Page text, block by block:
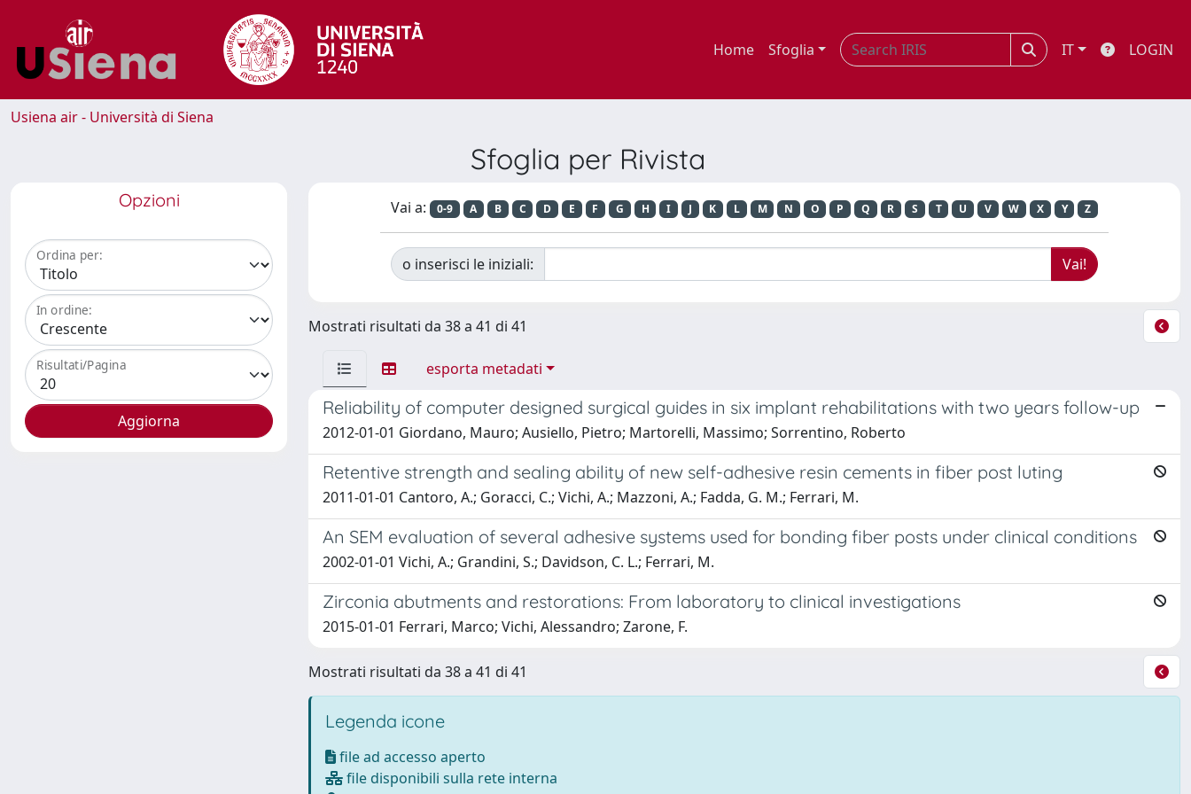
Home Sfoglia IT LOGIN
Usiena air - Università di Siena
Sfoglia per Rivista
Opzioni
Ordina per:
In ordine:
Risultati/Pagina
Vai a: 0-9 A B C D E F G H I J K L M N O P Q R S T U V W X Y Z
o inserisci le iniziali:
Mostrati risultati da 38 a 41 di 41
esporta metadati
Reliability of computer designed surgical guides in six implant rehabilitations with two years follow-up
2012-01-01 Giordano, Mauro; Ausiello, Pietro; Martorelli, Massimo; Sorrentino, Roberto
Retentive strength and sealing ability of new self-adhesive resin cements in fiber post luting
2011-01-01 Cantoro, A.; Goracci, C.; Vichi, A.; Mazzoni, A.; Fadda, G. M.; Ferrari, M.
An SEM evaluation of several adhesive systems used for bonding fiber posts under clinical conditions
2002-01-01 Vichi, A.; Grandini, S.; Davidson, C. L.; Ferrari, M.
Zirconia abutments and restorations: From laboratory to clinical investigations
2015-01-01 Ferrari, Marco; Vichi, Alessandro; Zarone, F.
Mostrati risultati da 38 a 41 di 41
Legenda icone
file ad accesso aperto
file disponibili sulla rete interna